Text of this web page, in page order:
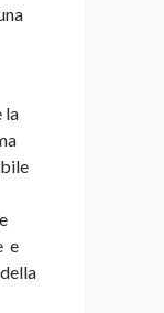
la
e